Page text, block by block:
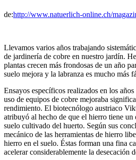
de:http://www.natuerlich-online.ch/
Llevamos varios años trabajando
de jardinería de cobre en nuestro jardín.
plantas crecen más frondosas de un año
suelo mejora y la labranza es mucho más
Ensayos específicos realizados en los
uso de equipos de cobre mejoraba
rendimiento. El biotecnólogo austriaco
atribuyó al hecho de que el hierro tiene un
suelo cultivado del huerto. Según sus
mecánico de las herramientas de hierro
hierro en el suelo. Éstas forman una fina
acelerar considerablemente la desecación